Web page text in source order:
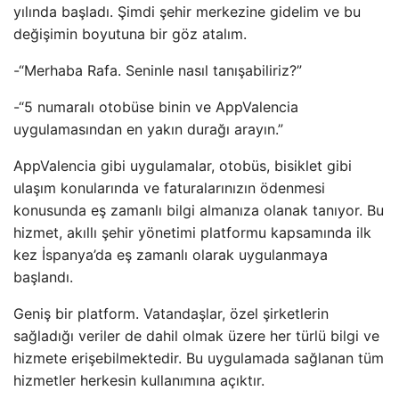
yılında başladı. Şimdi şehir merkezine gidelim ve bu
değişimin boyutuna bir göz atalım.
-“Merhaba Rafa. Seninle nasıl tanışabiliriz?”
-“5 numaralı otobüse binin ve AppValencia
uygulamasından en yakın durağı arayın.”
AppValencia gibi uygulamalar, otobüs, bisiklet gibi
ulaşım konularında ve faturalarınızın ödenmesi
konusunda eş zamanlı bilgi almanıza olanak tanıyor. Bu
hizmet, akıllı şehir yönetimi platformu kapsamında ilk
kez İspanya’da eş zamanlı olarak uygulanmaya
başlandı.
Geniş bir platform. Vatandaşlar, özel şirketlerin
sağladığı veriler de dahil olmak üzere her türlü bilgi ve
hizmete erişebilmektedir. Bu uygulamada sağlanan tüm
hizmetler herkesin kullanımına açıktır.